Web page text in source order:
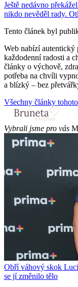
Ještě nedávno
nikdo nevěděl rady.
Tento článek byl
Web nabízí autentický
každodenní radosti a
články o výchově,
potřeba na chvíli
a blízký – bez
Všechny články
Vybrali jsme pro vás
Obří váhový skok
se jí změnilo tělo